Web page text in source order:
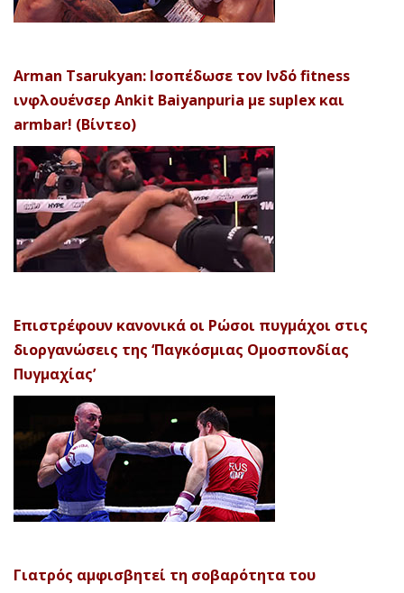
Arman Tsarukyan: Ισοπέδωσε τον Ινδό fitness
ινφλουένσερ Ankit Baiyanpuria με suplex και
armbar! (Βίντεο)
Επιστρέφουν κανονικά οι Ρώσοι πυγμάχοι στις
διοργανώσεις της ‘Παγκόσμιας Ομοσπονδίας
Πυγμαχίας’
Γιατρός αμφισβητεί τη σοβαρότητα του